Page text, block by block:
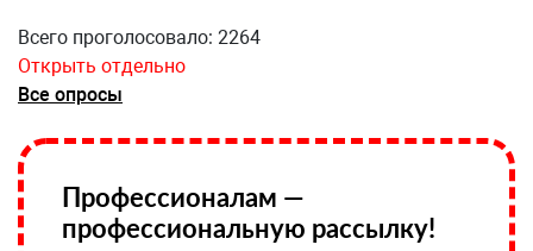
Всего проголосовало: 2264
Открыть отдельно
Все опросы
Профессионалам —
профессиональную рассылку!